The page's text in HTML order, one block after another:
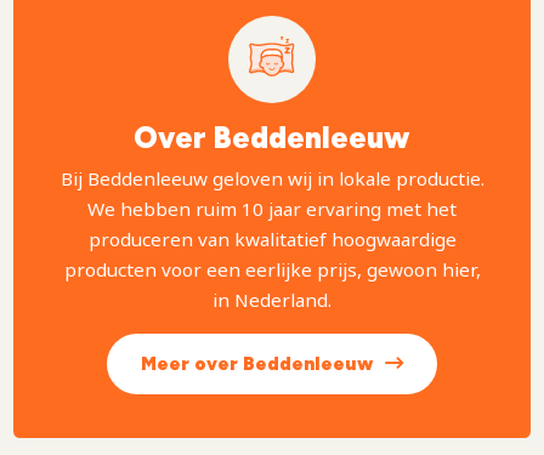
Over Beddenleeuw
Bij Beddenleeuw geloven wij in lokale productie.
We hebben ruim 10 jaar ervaring met het
produceren van kwalitatief hoogwaardige
producten voor een eerlijke prijs, gewoon hier,
in Nederland.
Meer over Beddenleeuw